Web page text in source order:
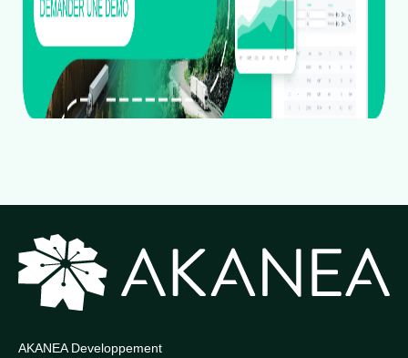
AKANEA Developpement